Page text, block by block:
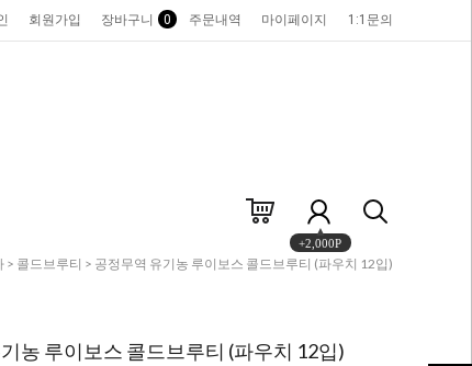
회원가입 장바구니 0 주문내역 마이페이지 1:1문의
+2,000P
> 콜드브루티 > 공정무역 유기농 루이보스 콜드브루티 (파우치 12입)
농 루이보스 콜드브루티 (파우치 12입)